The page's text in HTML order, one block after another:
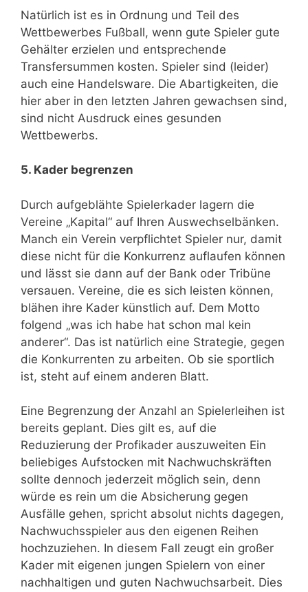
Natürlich ist es in Ordnung und Teil des
Wettbewerbes Fußball, wenn gute Spieler gute
Gehälter erzielen und entsprechende
Transfersummen kosten. Spieler sind (leider)
auch eine Handelsware. Die Abartigkeiten, die
hier aber in den letzten Jahren gewachsen sind,
sind nicht Ausdruck eines gesunden
Wettbewerbs.
5. Kader begrenzen
Durch aufgeblähte Spielerkader lagern die
Vereine „Kapital“ auf Ihren Auswechselbänken.
Manch ein Verein verpflichtet Spieler nur, damit
diese nicht für die Konkurrenz auflaufen können
und lässt sie dann auf der Bank oder Tribüne
versauen. Vereine, die es sich leisten können,
blähen ihre Kader künstlich auf. Dem Motto
folgend „was ich habe hat schon mal kein
anderer“. Das ist natürlich eine Strategie, gegen
die Konkurrenten zu arbeiten. Ob sie sportlich
ist, steht auf einem anderen Blatt.
Eine Begrenzung der Anzahl an Spielerleihen ist
bereits geplant. Dies gilt es, auf die
Reduzierung der Profikader auszuweiten Ein
beliebiges Aufstocken mit Nachwuchskräften
sollte dennoch jederzeit möglich sein, denn
würde es rein um die Absicherung gegen
Ausfälle gehen, spricht absolut nichts dagegen,
Nachwuchsspieler aus den eigenen Reihen
hochzuziehen. In diesem Fall zeugt ein großer
Kader mit eigenen jungen Spielern von einer
nachhaltigen und guten Nachwuchsarbeit. Dies